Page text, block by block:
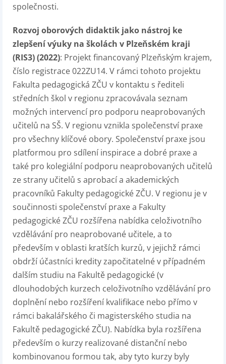
společnosti.
Rozvoj oborových didaktik jako nástroj ke
zlepšení výuky na školách v Plzeňském kraji
(RIS3) (2022): Projekt financovaný Plzeňským krajem,
číslo registrace 022ZU14. V rámci tohoto projektu
Fakulta pedagogická ZČU v kontaktu s řediteli
středních škol v regionu zpracovávala seznam
možných intervencí pro podporu neaprobovaných
učitelů na SŠ. V regionu vznikla společenství praxe
pro všechny klíčové obory. Společenství praxe jsou
platformou pro sdílení inspirace a dobré praxe a
také pro kolegiální podporu neaprobovaných učitelů
ze strany učitelů s aprobací a akademických
pracovníků Fakulty pedagogické ZČU. V regionu je v
součinnosti společenství praxe a Fakulty
pedagogické ZČU rozšířena nabídka celoživotního
vzdělávání pro neaprobované učitele, a to
především v oblasti kratších kurzů, v jejichž rámci
obdrží účastníci kredity započitatelné v případném
dalším studiu na Fakultě pedagogické (v
dlouhodobých kurzech celoživotního vzdělávání pro
doplnění nebo rozšíření kvalifikace nebo přímo v
rámci bakalářského či magisterského studia na
Fakultě pedagogické ZČU). Nabídka byla rozšířena
především o kurzy realizované distanční nebo
kombinovanou formou tak, aby tyto kurzy byly